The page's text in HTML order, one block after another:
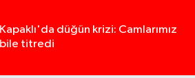
Kapaklı'da düğün krizi: Camlarımız
bile titredi